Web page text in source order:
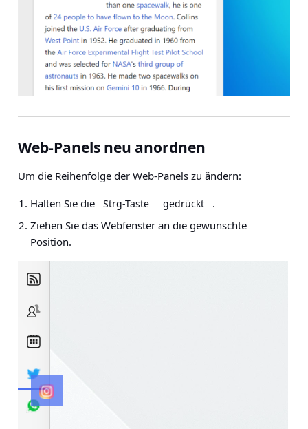
Web-Panels neu anordnen
Um die Reihenfolge der Web-Panels zu ändern:
Halten Sie die
Strg-Taste gedrückt
.
Ziehen Sie das Webfenster an die gewünschte
Position.